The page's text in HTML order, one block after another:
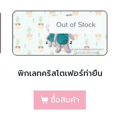
Out of Stock
พิกเลทคริสโตเฟอร์ท่ายืน
ซื้อสินค้า